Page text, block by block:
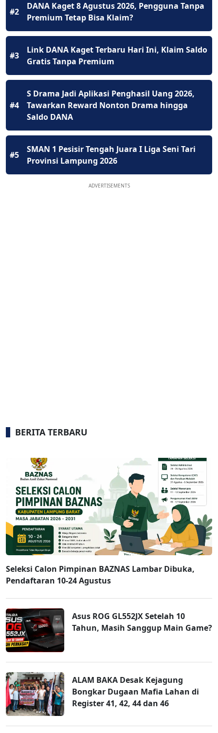
#2
DANA Kaget 8 Agustus 2026, Pengguna Tanpa
Premium Tetap Bisa Klaim?
#3
Link DANA Kaget Terbaru Hari Ini, Klaim Saldo
Gratis Tanpa Premium
#4
S Drama Jadi Aplikasi Penghasil Uang 2026,
Tawarkan Reward Nonton Drama hingga
Saldo DANA
#5
SMAN 1 Pesisir Tengah Juara I Liga Seni Tari
Provinsi Lampung 2026
ADVERTISEMENTS
BERITA TERBARU
Seleksi Calon Pimpinan BAZNAS Lambar Dibuka,
Pendaftaran 10-24 Agustus
Asus ROG GL552JX Setelah 10
Tahun, Masih Sanggup Main Game?
ALAM BAKA Desak Kejagung
Bongkar Dugaan Mafia Lahan di
Register 41, 42, 44 dan 46